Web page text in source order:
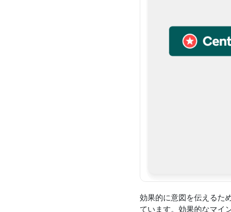
効果的に意図を伝えるた
ています。効果的なマイ